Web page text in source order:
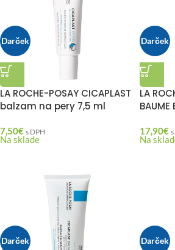
Darček
LA ROCHE-POSAY CICAPLAST
balzam na pery 7,5 ml
7,50€ s DPH
Na sklade
Darček
LA
17,90€
Na
Darček Darček